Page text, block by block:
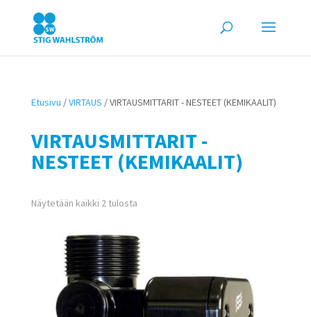
Etusivu /VIRTAUS / VIRTAUSMITTARIT - NESTEET (KEMIKAALIT)
VIRTAUSMITTARIT -
NESTEET (KEMIKAALIT)
Näytetään kaikki 2 tulosta